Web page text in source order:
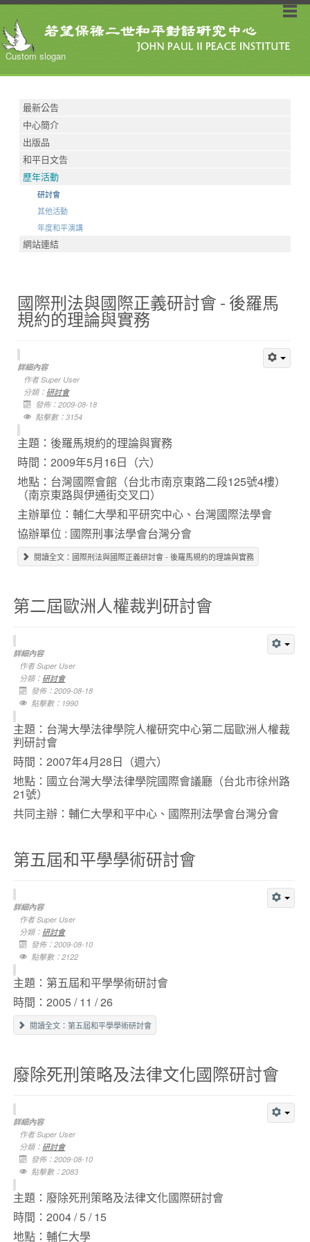
Custom slogan
最新公告
中心簡介
出版品
和平日文告
歷年活動
研討會
其他活動
年度和平演講
網站連結
國際刑法與國際正義研討會 - 後羅馬
規約的理論與實務
詳細內容
作者Super User
分類： 研討會
發佈：2009-08-18
點擊數：3154
主題：後羅馬規約的理論與實務
時間： 2009年5月16日 （六）
地點：台灣國際會館（台北市南京東路二段125號4樓）
（南京東路與伊通街交叉口）
主辦單位：輔仁大學和平研究中心、台灣國際法學會
協辦單位 : 國際刑事法學會台灣分會
閱讀全文：國際刑法與國際正義研討會 - 後羅馬規約的理論與實務
第二屆歐洲人權裁判研討會
詳細內容
作者Super User
分類： 研討會
發佈：2009-08-18
點擊數：1990
主題：台灣大學法律學院人權研究中心第二屆歐洲人權裁
判研討會
時間：2007年4月28日 （週六）
地點：國立台灣大學法律學院國際會議廳（台北市徐州路
21號）
共同主辦：輔仁大學和平中心、國際刑法學會台灣分會
第五屆和平學學術研討會
詳細內容
作者Super User
分類： 研討會
發佈：2009-08-10
點擊數：2122
主題：第五屆和平學學術研討會
時間：2005 / 11 / 26
閱讀全文：第五屆和平學學術研討會
廢除死刑策略及法律文化國際研討會
詳細內容
作者Super User
分類： 研討會
發佈：2009-08-10
點擊數：2083
主題：廢除死刑策略及法律文化國際研討會
時間：2004 / 5 / 15
地點：輔仁大學